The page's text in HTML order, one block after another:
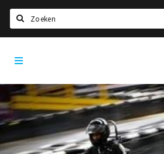
Home
Agenda
Bioscoopagenda
Deals
Nieuws